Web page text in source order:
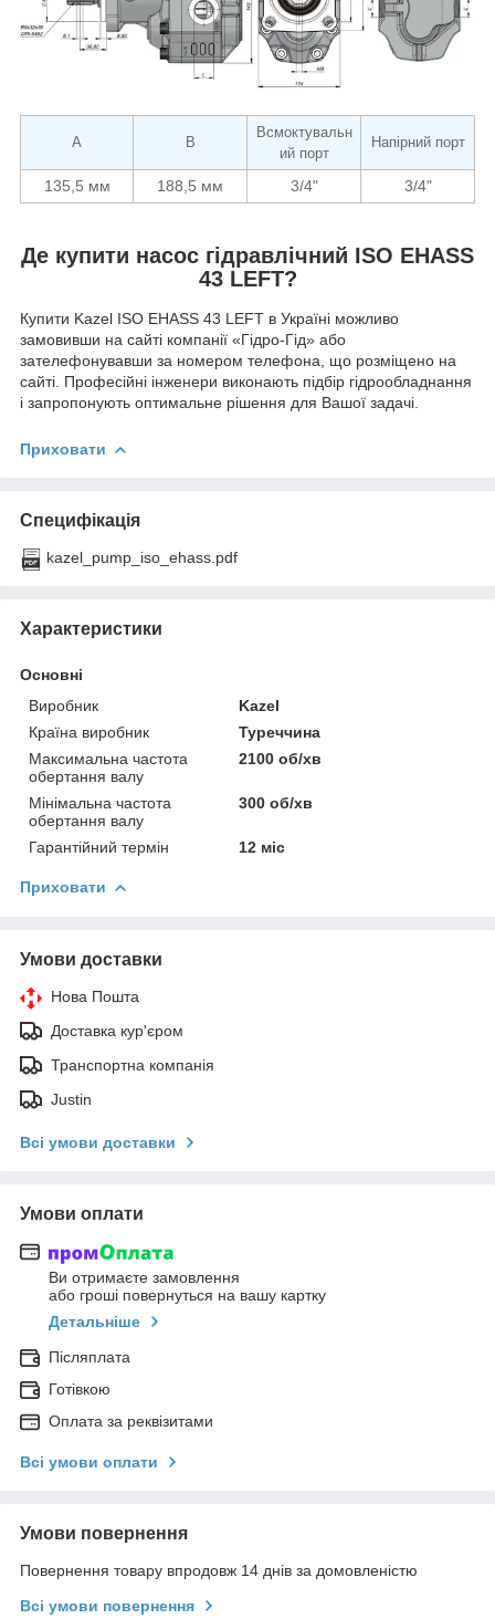
A B
Всмоктувальн
ий порт
Напірний порт
135,5 мм 188,5 мм 3/4" 3/4"
Де купити насос гідравлічний ISO EHASS
43 LEFT?
Купити Kazel ISO EHASS 43 LEFT в Україні можливо
замовивши на сайті компанії «Гідро-Гід» або
зателефонувавши за номером телефона, що розміщено на
сайті. Професійні інженери виконають підбір гідрообладнання
і запропонують оптимальне рішення для Вашої задачі.
Приховати
Специфікація
kazel_pump_iso_ehass.pdf
Характеристики
Основні
Виробник
Kazel
Країна виробник
Туреччина
Максимальна частота
обертання валу
2100 об/хв
Мінімальна частота
обертання валу
300 об/хв
Гарантійний термін 12 міс
Приховати
Умови доставки
Нова Пошта
Доставка кур'єром
Транспортна компанія
Justin
Всі умови доставки
Умови оплати
Ви отримаєте замовлення
або гроші повернуться на вашу картку
Детальніше
Післяплата
Готівкою
Оплата за реквізитами
Всі умови оплати
Умови повернення
Повернення товару впродовж 14 днів за домовленістю
Всі умови повернення